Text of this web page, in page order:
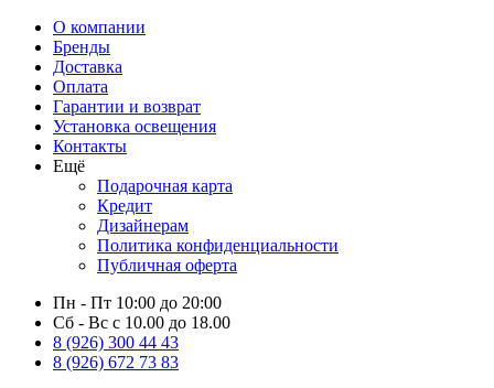
О компании
Бренды
Доставка
Оплата
Гарантии и возврат
Установка освещения
Контакты
Ещё
Подарочная карта
Кредит
Дизайнерам
Политика конфиденциальности
Публичная оферта
Пн - Пт 10:00 до 20:00
Сб - Вс с 10.00 до 18.00
8 (926) 300 44 43
8 (926) 672 73 83